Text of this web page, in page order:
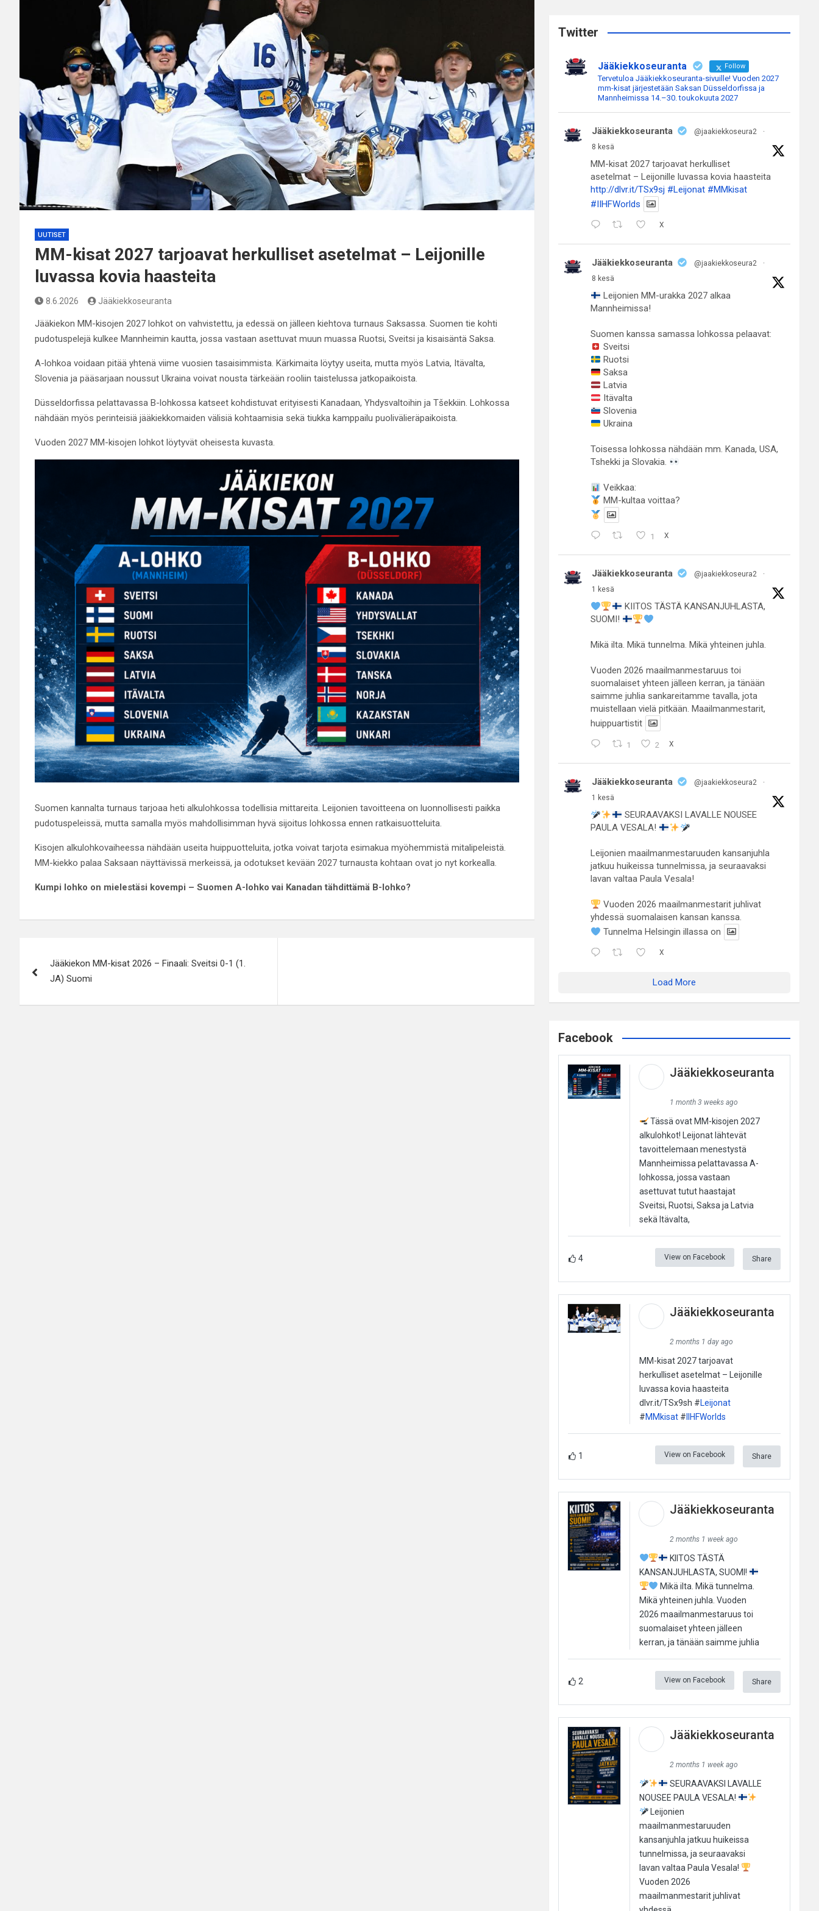
UUTISET
MM-kisat 2027 tarjoavat herkulliset asetelmat – Leijonille
luvassa kovia haasteita
8.6.2026 Jääkiekkoseuranta
Jääkiekon MM-kisojen 2027 lohkot on vahvistettu, ja edessä on jälleen kiehtova turnaus Saksassa. Suomen tie kohti
pudotuspelejä kulkee Mannheimin kautta, jossa vastaan asettuvat muun muassa Ruotsi, Sveitsi ja kisaisäntä Saksa.
A-lohkoa voidaan pitää yhtenä viime vuosien tasaisimmista. Kärkimaita löytyy useita, mutta myös Latvia, Itävalta,
Slovenia ja pääsarjaan noussut Ukraina voivat nousta tärkeään rooliin taistelussa jatkopaikoista.
Düsseldorfissa pelattavassa B-lohkossa katseet kohdistuvat erityisesti Kanadaan, Yhdysvaltoihin ja Tšekkiin. Lohkossa
nähdään myös perinteisiä jääkiekkomaiden välisiä kohtaamisia sekä tiukka kamppailu puolivälieräpaikoista.
Vuoden 2027 MM-kisojen lohkot löytyvät oheisesta kuvasta.
Suomen kannalta turnaus tarjoaa heti alkulohkossa todellisia mittareita. Leijonien tavoitteena on luonnollisesti paikka
pudotuspeleissä, mutta samalla myös mahdollisimman hyvä sijoitus lohkossa ennen ratkaisuotteluita.
Kisojen alkulohkovaiheessa nähdään useita huippuotteluita, jotka voivat tarjota esimakua myöhemmistä mitalipeleistä.
MM-kiekko palaa Saksaan näyttävissä merkeissä, ja odotukset kevään 2027 turnausta kohtaan ovat jo nyt korkealla.
Kumpi lohko on mielestäsi kovempi – Suomen A-lohko vai Kanadan tähdittämä B-lohko?
selaus
Jääkiekon MM-kisat 2026 – Finaali: Sveitsi 0-1 (1.
JA) Suomi
c
Twitter
Jääkiekkoseuranta Follow
Tervetuloa Jääkiekkoseuranta-sivuille! Vuoden 2027
mm-kisat järjestetään Saksan Düsseldorfissa ja
Mannheimissa 14.–30. toukokuuta 2027
Jääkiekkoseuranta @jaakiekkoseura2
·
8 kesä
MM-kisat 2027 tarjoavat herkulliset
asetelmat – Leijonille luvassa kovia haasteita
http://dlvr.it/TSx9sj #Leijonat #MMkisat
#IIHFWorlds
X
Jääkiekkoseuranta @jaakiekkoseura2
·
8 kesä
Leijonien MM-urakka 2027 alkaa
Mannheimissa!
Suomen kanssa samassa lohkossa pelaavat:
Sveitsi
Ruotsi
Saksa
Latvia
Itävalta
Slovenia
Ukraina
Toisessa lohkossa nähdään mm. Kanada, USA,
Tshekki ja Slovakia.
Veikkaa:
MM-kultaa voittaa?
1 X
Jääkiekkoseuranta @jaakiekkoseura2
·
1 kesä
KIITOS TÄSTÄ KANSANJUHLASTA,
SUOMI!
Mikä ilta. Mikä tunnelma. Mikä yhteinen juhla.
Vuoden 2026 maailmanmestaruus toi
suomalaiset yhteen jälleen kerran, ja tänään
saimme juhlia sankareitamme tavalla, jota
muistellaan vielä pitkään. Maailmanmestarit,
huippuartistit
1 2 X
Jääkiekkoseuranta @jaakiekkoseura2
·
1 kesä
SEURAAVAKSI LAVALLE NOUSEE
PAULA VESALA!
Leijonien maailmanmestaruuden kansanjuhla
jatkuu huikeissa tunnelmissa, ja seuraavaksi
lavan valtaa Paula Vesala!
Vuoden 2026 maailmanmestarit juhlivat
yhdessä suomalaisen kansan kanssa.
Tunnelma Helsingin illassa on
X
Load More
Facebook
Jääkiekkoseuranta
1 month 3 weeks ago
Tässä ovat MM-kisojen 2027
alkulohkot! Leijonat lähtevät
tavoittelemaan menestystä
Mannheimissa pelattavassa A-
lohkossa, jossa vastaan
asettuvat tutut haastajat
Sveitsi, Ruotsi, Saksa ja Latvia
sekä Itävalta,
4 View on Facebook Share
Jääkiekkoseuranta
2 months 1 day ago
MM-kisat 2027 tarjoavat
herkulliset asetelmat – Leijonille
luvassa kovia haasteita
dlvr.it/TSx9sh #Leijonat
#MMkisat#IIHFWorlds
1 View on Facebook Share
Jääkiekkoseuranta
2 months 1 week ago
KIITOS TÄSTÄ
KANSANJUHLASTA, SUOMI!
Mikä ilta. Mikä tunnelma.
Mikä yhteinen juhla. Vuoden
2026 maailmanmestaruus toi
suomalaiset yhteen jälleen
kerran, ja tänään saimme juhlia
2 View on Facebook Share
Jääkiekkoseuranta
2 months 1 week ago
SEURAAVAKSI LAVALLE
NOUSEE PAULA VESALA!
Leijonien
maailmanmestaruuden
kansanjuhla jatkuu huikeissa
tunnelmissa, ja seuraavaksi
lavan valtaa Paula Vesala!
Vuoden 2026
maailmanmestarit juhlivat